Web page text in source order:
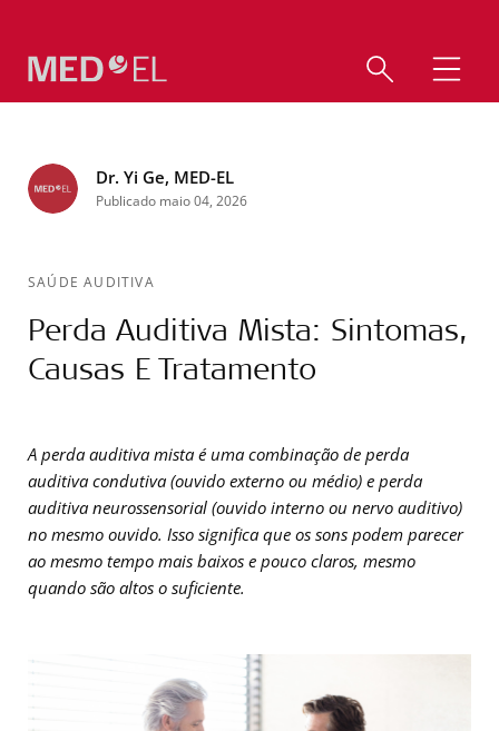
Dr. Yi Ge, MED-EL
Publicado maio 04, 2026
SAÚDE AUDITIVA
Perda Auditiva Mista: Sintomas,
Causas E Tratamento
A perda auditiva mista é uma combinação de perda
auditiva condutiva (ouvido externo ou médio) e perda
auditiva neurossensorial (ouvido interno ou nervo auditivo)
no mesmo ouvido. Isso significa que os sons podem parecer
ao mesmo tempo mais baixos e pouco claros, mesmo
quando são altos o suficiente.